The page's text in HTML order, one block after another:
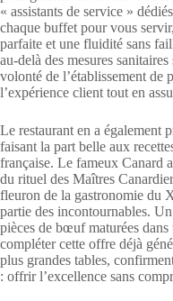
« assistants de service »
chaque buffet pour vous
parfaite et une fluidité sans
au-delà des mesures
volonté de l’établissement de
l’expérience client tout en
Le restaurant en a également
faisant la part belle aux
française. Le fameux Canard
du rituel des Maîtres
fleuron de la gastronomie du
partie des incontournables.
pièces de bœuf maturées
compléter cette offre déjà
plus grandes tables,
: offrir l’excellence sans